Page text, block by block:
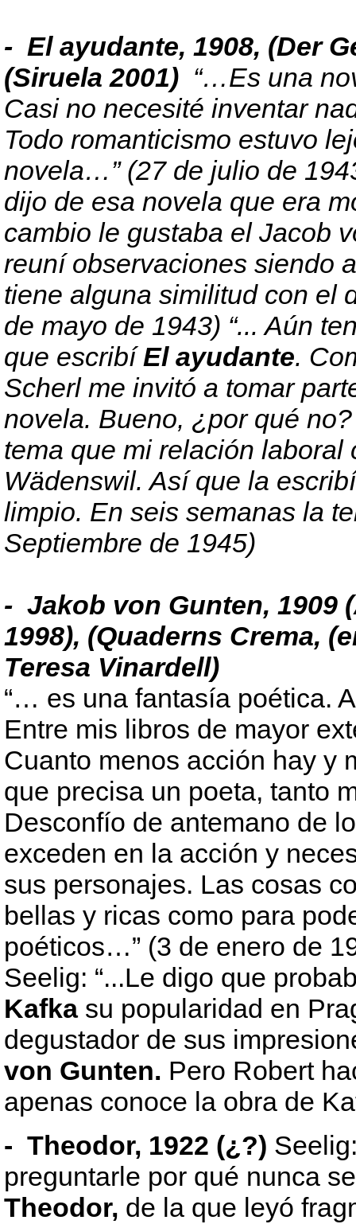
- El ayudante, 1908, (Der
(Siruela 2001) “…Es una
Casi no necesité inventar
Todo romanticismo estuvo
novela…” (27 de julio de
dijo de esa novela que era
cambio le gustaba el Jacob
reuní observaciones siendo
tiene alguna similitud con el
de mayo de 1943) “... Aún
que escribíEl ayudante.
Scherl me invitó a tomar
novela. Bueno, ¿por qué
tema que mi relación laboral
Wädenswil. Así que la
limpio. En seis semanas la
Septiembre de 1945)
- Jakob von Gunten, 1909
1998), (Quaderns Crema,
Teresa Vinardell)
“… es una fantasía poética.
Entre mis libros de mayor
Cuanto menos acción hay y
que precisa un poeta, tanto
Desconfío de antemano de
exceden en la acción y
sus personajes. Las cosas
bellas y ricas como para
poéticos…” (3 de enero de
Seelig: “...Le digo que
Kafkasu popularidad en
degustador de sus
von Gunten. Pero Robert
apenas conoce la obra de
- Theodor, 1922 (¿?)
preguntarle por qué nunca
Theodor, de la que leyó